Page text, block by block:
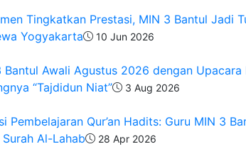
Tingkatkan Prestasi, MIN 3 Bantul Jadi
Yogyakarta
10 Jun 2026
Bantul Awali Agustus 2026 dengan
“Tajdidun Niat”
3 Aug 2026
Pembelajaran Qur’an Hadits: Guru MIN 3
Al-Lahab
28 Apr 2026